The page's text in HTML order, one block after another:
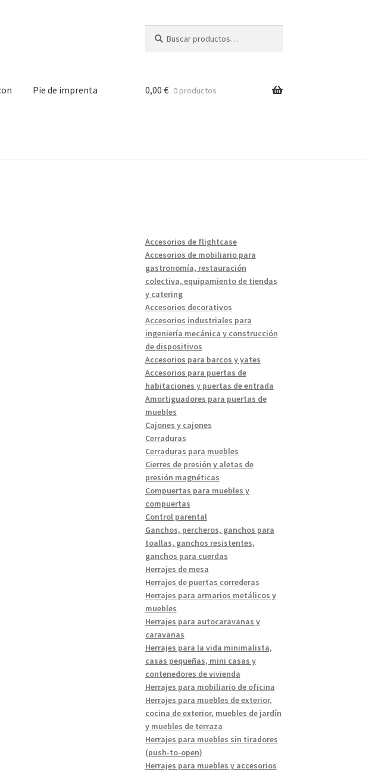
por:
Pie de imprenta 0,00 € 0 productos
Accesorios de flightcase
Accesorios de mobiliario para
gastronomía, restauración
colectiva, equipamiento de tiendas
y catering
Accesorios decorativos
Accesorios industriales para
ingeniería mecánica y construcción
de dispositivos
Accesorios para barcos y yates
Accesorios para puertas de
habitaciones y puertas de entrada
Amortiguadores para puertas de
muebles
Cajones y cajones
Cerraduras
Cerraduras para muebles
Cierres de presión y aletas de
presión magnéticas
Compuertas para muebles y
compuertas
Control parental
Ganchos, percheros, ganchos para
toallas, ganchos resistentes,
ganchos para cuerdas
Herrajes de mesa
Herrajes de puertas correderas
Herrajes para armarios metálicos y
muebles
Herrajes para autocaravanas y
caravanas
Herrajes para la vida minimalista,
casas pequeñas, mini casas y
contenedores de vivienda
Herrajes para mobiliario de oficina
Herrajes para muebles de exterior,
cocina de exterior, muebles de jardín
y muebles de terraza
Herrajes para muebles sin tiradores
(push-to-open)
Herrajes para muebles y accesorios